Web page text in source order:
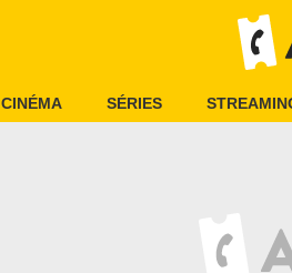
CINÉMA SÉRIES